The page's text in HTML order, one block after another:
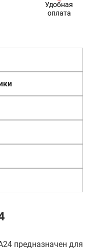
Удобная
оплата
предназначен для